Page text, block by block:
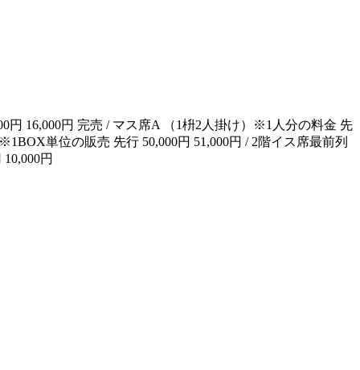
円 16,000円 完売 / マス席A （1枡2人掛け）※1人分の料金 先
単位の販売 先行 50,000円 51,000円 / 2階イス席最前列
円